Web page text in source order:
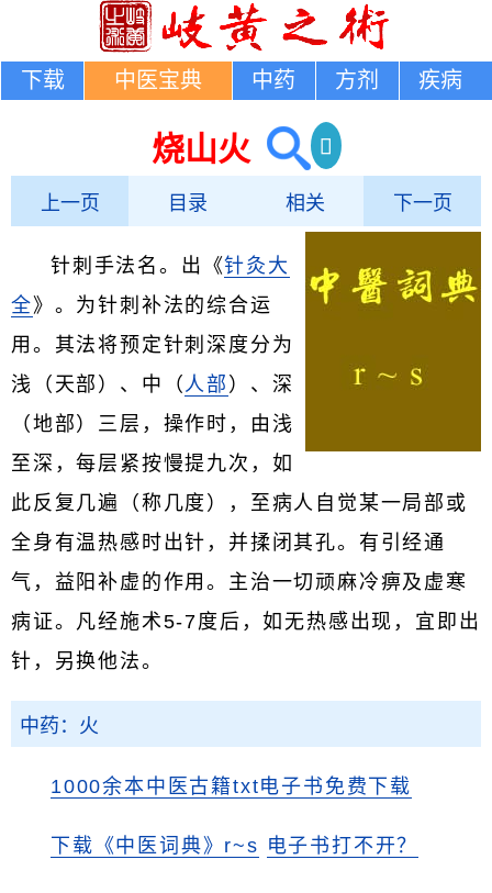
下载 中医宝典 中药 方剂 疾病
烧山火
上一页 目录 相关 下一页
针刺手法名。出《针灸大
全》。为针刺补法的综合运
用。其法将预定针刺深度分为
浅（天部）、中（ 人部 ）、深
（地部）三层，操作时，由浅
至深，每层紧按慢提九次，如
此反复几遍（称几度），至病人自觉某一局部或
全身有温热感时出针，并揉闭其孔。有引经通
气，益阳补虚的作用。主治一切顽麻冷痹及虚寒
病证。凡经施术5-7度后，如无热感出现，宜即出
针，另换他法。
中药：火
1000余本中医古籍txt电子书免费下载
下载《中医词典》r~s 电子书打不开？